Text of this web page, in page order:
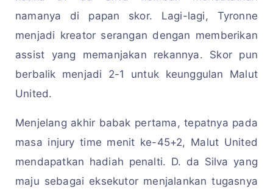
namanya di papan skor. Lagi-lagi, Tyronne
menjadi kreator serangan dengan memberikan
assist yang memanjakan rekannya. Skor pun
berbalik menjadi 2-1 untuk keunggulan Malut
United.
Menjelang akhir babak pertama, tepatnya pada
masa injury time menit ke-45+2, Malut United
mendapatkan hadiah penalti. D. da Silva yang
maju sebagai eksekutor menjalankan tugasnya